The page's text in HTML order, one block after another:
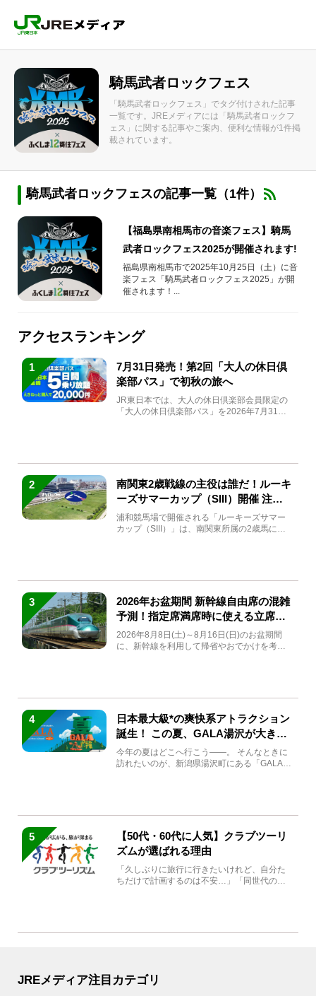
騎馬武者ロックフェス
「騎馬武者ロックフェス」でタグ付けされた記事
一覧です。JREメディアには「騎馬武者ロックフ
ェス」に関する記事やご案内、便利な情報が1件掲
載されています。
騎馬武者ロックフェスの記事一覧（1件）
【福島県南相馬市の音楽フェス】騎馬
武者ロックフェス2025が開催されます!
福島県南相馬市で2025年10月25日（土）に音
楽フェス「騎馬武者ロックフェス2025」が開
催されます！...
アクセスランキング
1
7月31日発売！第2回「大人の休日倶
楽部パス」で初秋の旅へ
JR東日本では、大人の休日倶楽部会員限定の
「大人の休日倶楽部パス」を2026年7月31日
2
南関東2歳戦線の主役は誰だ！ルーキ
ーズサマーカップ（SIII）開催 注目
馬と見どころをチェック
浦和競馬場で開催される「ルーキーズサマー
カップ（SIII）」は、南関東所属の2歳馬によ
3
2026年お盆期間 新幹線自由席の混雑
予測！指定席満席時に使える立席特
急券も解説
2026年8月8日(土)～8月16日(日)のお盆期間
に、新幹線を利用して帰省やおでかけを考え
4
日本最大級*の爽快系アトラクション
誕生！ この夏、GALA湯沢が大きく
生まれ変わる
今年の夏はどこへ行こう――。 そんなときに
訪れたいのが、新潟県湯沢町にある「GALA湯
5
【50代・60代に人気】クラブツーリ
ズムが選ばれる理由
「久しぶりに旅行に行きたいけれど、自分た
ちだけで計画するのは不安…」「同世代の方
JREメディア注目カテゴリ